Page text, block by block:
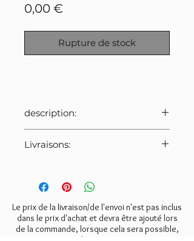
0,00 €
Rupture de stock
description:
La boîte s'ouvre en 2 par le milieu.
largeur 19,5cm, profondeur
5,5cm.
Livraisons:
- Envoi Colissimo France: 10€
- Envoi Mondaile Relay: 8€
Le prix de la livraison/de l'envoi n'est pas inclus
dans le prix d'achat et devra être ajouté lors
de la commande, lorsque cela sera possible,